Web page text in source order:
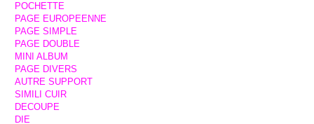
POCHETTE
PAGE EUROPEENNE
PAGE SIMPLE
PAGE DOUBLE
MINI ALBUM
PAGE DIVERS
AUTRE SUPPORT
SIMILI CUIR
DECOUPE
DIE